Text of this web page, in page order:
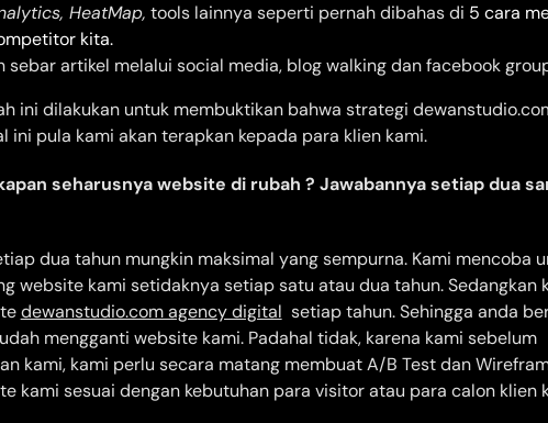
HeatMap, tools lainnya seperti pernah dibahas di 5 cara
kita.
sebar artikel melalui social media, blog walking dan facebook
ini dilakukan untuk membuktikan bahwa strategi
ini pula kami akan terapkan kepada para klien kami.
seharusnya website di rubah ? Jawabannya setiap dua
dua tahun mungkin maksimal yang sempurna. Kami mencoba
website kami setidaknya setiap satu atau dua tahun. Sedangkan
dewanstudio.com agency digital setiap tahun. Sehingga anda
mengganti website kami. Padahal tidak, karena kami sebelum
kami, kami perlu secara matang membuat A/B Test dan
kami sesuai dengan kebutuhan para visitor atau para calon klien